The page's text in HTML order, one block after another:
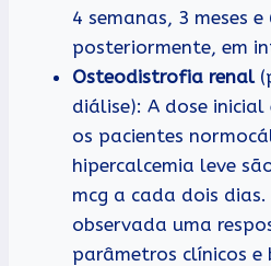
4 semanas, 3 meses e
posteriormente, em
Osteodistrofia renal
diálise): A dose inicial
os pacientes
hipercalcemia leve
mcg a cada dois dias.
observada uma
parâmetros clínicos e